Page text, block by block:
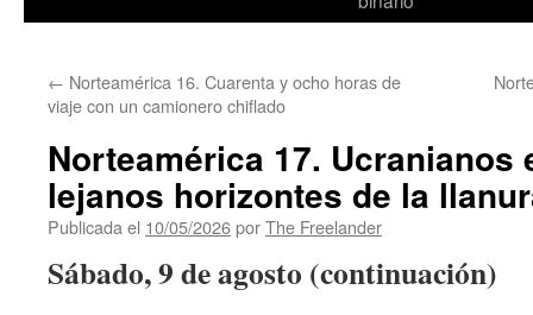
← Norteamérica 16. Cuarenta y ocho horas de
viaje con un camionero chiflado
Norteamérica 17. Ucranianos
lejanos horizontes de la
Publicada el 10/05/2026porThe Freelander
Sábado, 9 de agosto (continuación)